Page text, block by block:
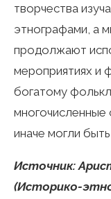
творчества
этнографами, а
продолжают
мероприятиях и
богатому
многочисленные
иначе могли
Источник:
(Историко-